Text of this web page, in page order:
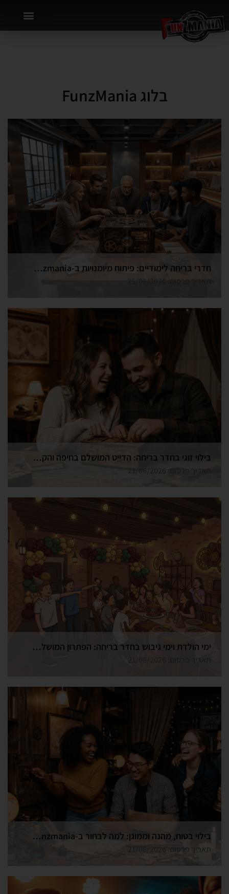
בלוג FunzMania
חדרי בריחה לימודיים: פיתוח מיומנויות ב-Funzmania
תאריך פרסום: 25/06/2026
בילוי זוגי בחדר בריחה: הדייט המושלם בחיפה והקריות
תאריך פרסום: 21/06/2026
ימי הולדת וימי גיבוש בחדר בריחה: הפתרון המושלם בחיפה
בילוי בטוח, מהנה וממוגן: למה לבחור ב-Funzmania לחדר הבריחה הבא שלכם בצפון?
תאריך פרסום: 21/06/2026